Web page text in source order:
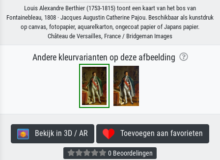
Louis Alexandre Berthier (1753-1815) toont een kaart van het bos van
Fontainebleau, 1808 · Jacques Augustin Catherine Pajou. Beschikbaar als kunstdruk
op canvas, fotopapier, aquarelkarton, ongecoat papier of Japans papier.
Château de Versailles, France / Bridgeman Images
Andere kleurvarianten op deze afbeelding
Bekijk in 3D / AR Toevoegen aan favorieten
0 Beoordelingen